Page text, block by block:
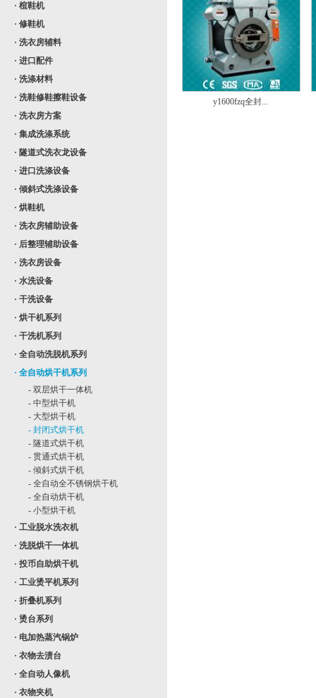
· 楦鞋机
· 修鞋机
· 洗衣房辅料
· 进口配件
· 洗涤材料
· 洗鞋修鞋擦鞋设备
· 洗衣房方案
· 集成洗涤系统
· 隧道式洗衣龙设备
· 进口洗涤设备
· 倾斜式洗涤设备
· 烘鞋机
· 洗衣房辅助设备
· 后整理辅助设备
· 洗衣房设备
· 水洗设备
· 干洗设备
· 烘干机系列
· 干洗机系列
· 全自动洗脱机系列
· 全自动烘干机系列
- 双层烘干一体机
- 中型烘干机
- 大型烘干机
- 封闭式烘干机
- 隧道式烘干机
- 贯通式烘干机
- 倾斜式烘干机
- 全自动全不锈钢烘干机
- 全自动烘干机
- 小型烘干机
· 工业脱水洗衣机
· 洗脱烘干一体机
· 投币自助烘干机
· 工业烫平机系列
· 折叠机系列
· 烫台系列
· 电加热蒸汽锅炉
· 衣物去渍台
· 全自动人像机
· 衣物夹机
y1600fzq全封...